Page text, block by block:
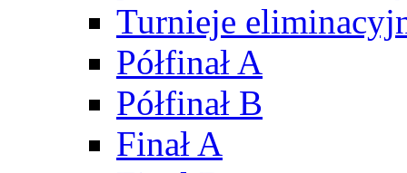
Turnieje
Półfinał A
Półfinał B
Finał A